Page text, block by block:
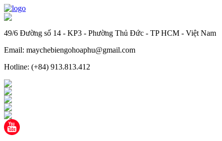
49/6 Đường số 14 - KP3 - Phường Thủ Đức - TP HCM - Việt Nam
Email: maychebiengohoaphu@gmail.com
Hotline: (+84) 913.813.412